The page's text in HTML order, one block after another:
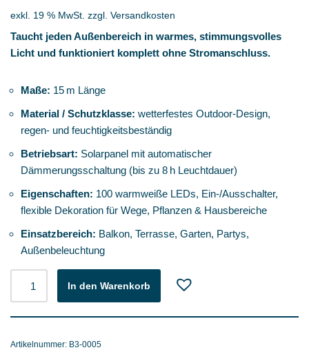
exkl. 19 % MwSt. zzgl. Versandkosten
Taucht jeden Außenbereich in warmes, stimmungsvolles
Licht und funktioniert komplett ohne Stromanschluss.
Maße: 15 m Länge
Material / Schutzklasse: wetterfestes Outdoor‑Design,
regen- und feuchtigkeitsbeständig
Betriebsart: Solarpanel mit automatischer
Dämmerungsschaltung (bis zu 8 h Leuchtdauer)
Eigenschaften: 100 warmweiße LEDs, Ein‑/Ausschalter,
flexible Dekoration für Wege, Pflanzen & Hausbereiche
Einsatzbereich: Balkon, Terrasse, Garten, Partys,
Außenbeleuchtung
In den Warenkorb
Artikelnummer: B3-0005